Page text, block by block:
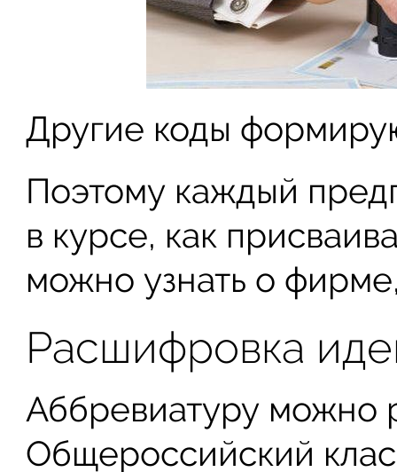
Другие коды
Поэтому каждый
в курсе, как
можно узнать о
Расшифровка
Аббревиатуру можно
Общероссийский